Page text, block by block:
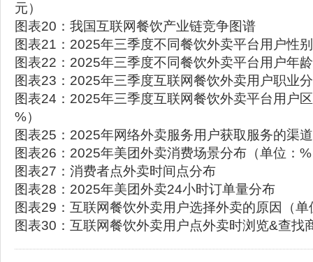
元）
图表20：我国互联网餐饮产业链竞争图谱
图表21：2025年三季度不同餐饮外卖平台用户性
图表22：2025年三季度不同餐饮外卖平台用户年
图表23：2025年三季度互联网餐饮外卖用户职业
图表24：2025年三季度互联网餐饮外卖平台用户
%）
图表25：2025年网络外卖服务用户获取服务的渠
图表26：2025年美团外卖消费场景分布（单位：
图表27：消费者点外卖时间点分布
图表28：2025年美团外卖24小时订单量分布
图表29：互联网餐饮外卖用户选择外卖的原因（单
图表30：互联网餐饮外卖用户点外卖时浏览&查找